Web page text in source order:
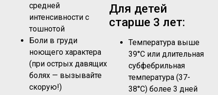
средней
интенсивности с
тошнотой
Боли в груди
ноющего характера
(при острых давящих
болях — вызывайте
скорую!)
Для детей
старше 3 лет:
Температура выше
39°C или длительная
субфебрильная
температура (37-
38°C) более 3 дней